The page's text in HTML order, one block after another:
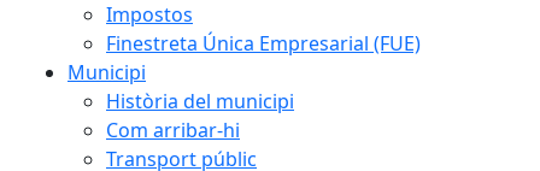
Impostos
Finestreta Única Empresarial (FUE)
Municipi
Història del municipi
Com arribar-hi
Transport públic